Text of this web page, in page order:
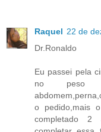
Raquel 22 de
Dr.Ronaldo
Eu passei pela
no peso
o pedido,mais
completado 2